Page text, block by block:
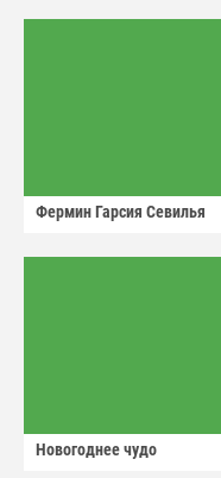
Фермин Гарсия Севилья
Новогоднее чудо